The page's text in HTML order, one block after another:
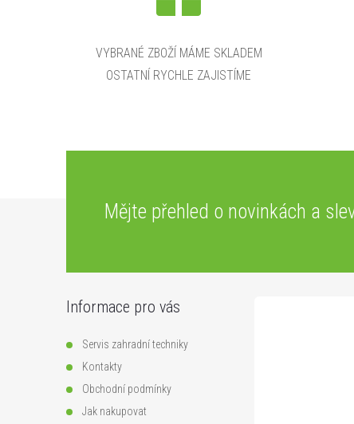
VYBRANÉ ZBOŽÍ MÁME SKLADEM
OSTATNÍ RYCHLE ZAJISTÍME
Mějte přehled o novinkách a
Informace pro vás
Servis zahradní techniky
Kontakty
Obchodní podmínky
Jak nakupovat